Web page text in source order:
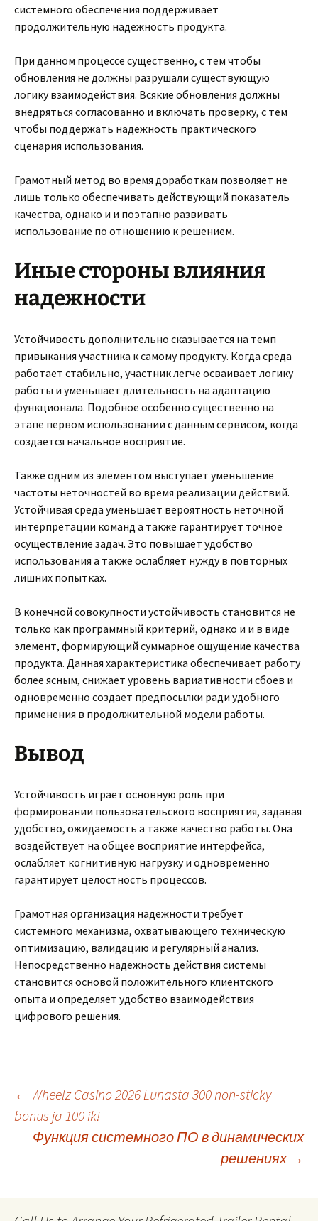
системного обеспечения поддерживает
продолжительную надежность продукта.
При данном процессе существенно, с тем чтобы
обновления не должны разрушали существующую
логику взаимодействия. Всякие обновления должны
внедряться согласованно и включать проверку, с тем
чтобы поддержать надежность практического
сценария использования.
Грамотный метод во время доработкам позволяет не
лишь только обеспечивать действующий показатель
качества, однако и и поэтапно развивать
использование по отношению к решением.
Иные стороны влияния
надежности
Устойчивость дополнительно сказывается на темп
привыкания участника к самому продукту. Когда среда
работает стабильно, участник легче осваивает логику
работы и уменьшает длительность на адаптацию
функционала. Подобное особенно существенно на
этапе первом использовании с данным сервисом, когда
создается начальное восприятие.
Также одним из элементом выступает уменьшение
частоты неточностей во время реализации действий.
Устойчивая среда уменьшает вероятность неточной
интерпретации команд а также гарантирует точное
осуществление задач. Это повышает удобство
использования а также ослабляет нужду в повторных
лишних попытках.
В конечной совокупности устойчивость становится не
только как программный критерий, однако и и в виде
элемент, формирующий суммарное ощущение качества
продукта. Данная характеристика обеспечивает работу
более ясным, снижает уровень вариативности сбоев и
одновременно создает предпосылки ради удобного
применения в продолжительной модели работы.
Вывод
Устойчивость играет основную роль при
формировании пользовательского восприятия, задавая
удобство, ожидаемость а также качество работы. Она
воздействует на общее восприятие интерфейса,
ослабляет когнитивную нагрузку и одновременно
гарантирует целостность процессов.
Грамотная организация надежности требует
системного механизма, охватывающего техническую
оптимизацию, валидацию и регулярный анализ.
Непосредственно надежность действия системы
становится основой положительного клиентского
опыта и определяет удобство взаимодействия
цифрового решения.
Post
navigation
← Wheelz Casino 2026 Lunasta 300 non-sticky
bonus ja 100 ik!
Функция системного ПО в динамических
решениях →